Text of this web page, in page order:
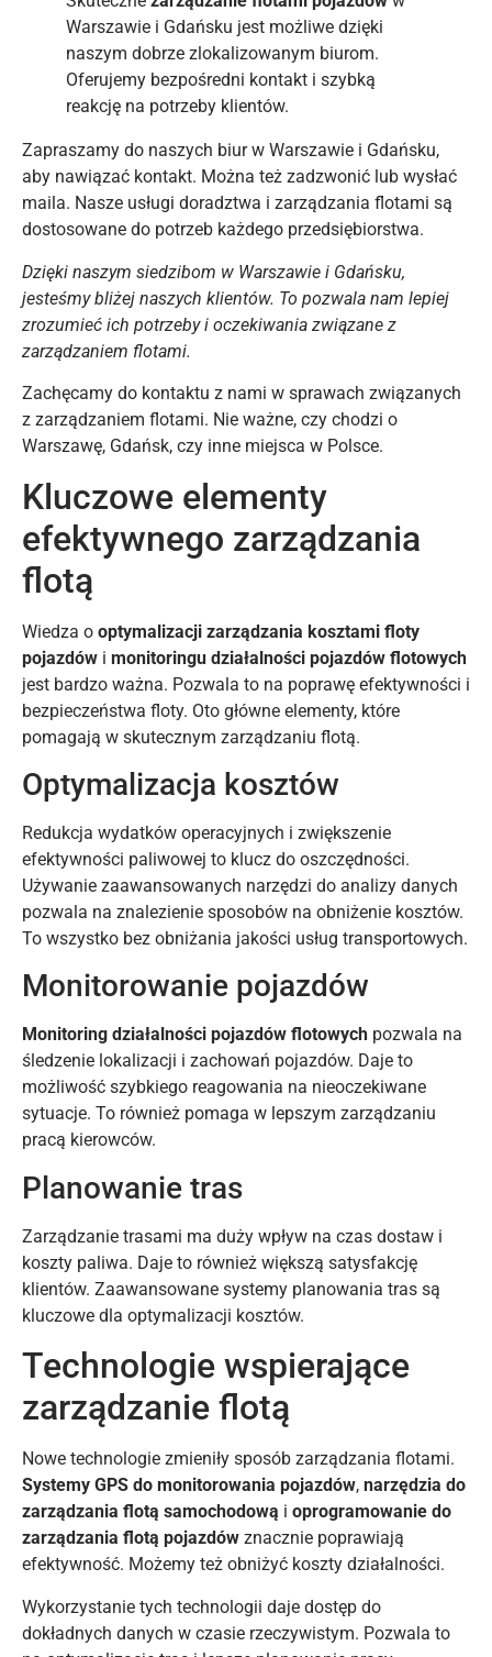
Warszawie i Gdańsku jest możliwe dzięki
naszym dobrze zlokalizowanym biurom.
Oferujemy bezpośredni kontakt i szybką
reakcję na potrzeby klientów.
Zapraszamy do naszych biur w Warszawie i Gdańsku,
aby nawiązać kontakt. Można też zadzwonić lub wysłać
maila. Nasze usługi doradztwa i zarządzania flotami są
dostosowane do potrzeb każdego przedsiębiorstwa.
Dzięki naszym siedzibom w Warszawie i Gdańsku,
jesteśmy bliżej naszych klientów. To pozwala nam lepiej
zrozumieć ich potrzeby i oczekiwania związane z
zarządzaniem flotami.
Zachęcamy do kontaktu z nami w sprawach związanych
z zarządzaniem flotami. Nie ważne, czy chodzi o
Warszawę, Gdańsk, czy inne miejsca w Polsce.
Kluczowe elementy
efektywnego zarządzania
flotą
Wiedza o optymalizacji zarządzania kosztami floty
pojazdów i monitoringu działalności pojazdów flotowych
jest bardzo ważna. Pozwala to na poprawę efektywności i
bezpieczeństwa floty. Oto główne elementy, które
pomagają w skutecznym zarządzaniu flotą.
Optymalizacja kosztów
Redukcja wydatków operacyjnych i zwiększenie
efektywności paliwowej to klucz do oszczędności.
Używanie zaawansowanych narzędzi do analizy danych
pozwala na znalezienie sposobów na obniżenie kosztów.
To wszystko bez obniżania jakości usług transportowych.
Monitorowanie pojazdów
Monitoring działalności pojazdów flotowych pozwala na
śledzenie lokalizacji i zachowań pojazdów. Daje to
możliwość szybkiego reagowania na nieoczekiwane
sytuacje. To również pomaga w lepszym zarządzaniu
pracą kierowców.
Planowanie tras
Zarządzanie trasami ma duży wpływ na czas dostaw i
koszty paliwa. Daje to również większą satysfakcję
klientów. Zaawansowane systemy planowania tras są
kluczowe dla optymalizacji kosztów.
Technologie wspierające
zarządzanie flotą
Nowe technologie zmieniły sposób zarządzania flotami.
Systemy GPS do monitorowania pojazdów, narzędzia do
zarządzania flotą samochodową i oprogramowanie do
zarządzania flotą pojazdów znacznie poprawiają
efektywność. Możemy też obniżyć koszty działalności.
Wykorzystanie tych technologii daje dostęp do
dokładnych danych w czasie rzeczywistym. Pozwala to